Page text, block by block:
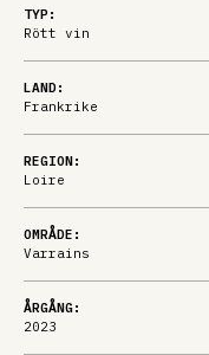
TYP:
Rött vin
LAND:
Frankrike
REGION:
Loire
OMRÅDE:
Varrains
ÅRGÅNG:
2023